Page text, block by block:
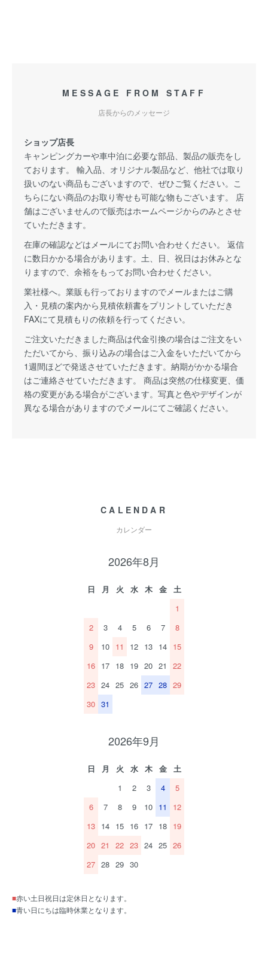
MESSAGE FROM STAFF
店長からのメッセージ
ショップ店長
キャンピングカーや車中泊に必要な部品、製品の販売をし
ております。 輸入品、オリジナル製品など、他社では取り
扱いのない商品もございますので、ぜひご覧ください。こ
ちらにない商品のお取り寄せも可能な物もございます。 店
舗はございませんので販売はホームページからのみとさせ
ていただきます。
在庫の確認などはメールにてお問い合わせください。 返信
に数日かかる場合があります。土、日、祝日はお休みとな
りますので、余裕をもってお問い合わせください。
業社様へ。業販も行っておりますのでメールまたはご購
入・見積の案内から見積依頼書をプリントしていただき
FAXにて見積もりの依頼を行ってください。
ご注文いただきました商品は代金引換の場合はご注文をい
ただいてから、振り込みの場合はご入金をいただいてから
1週間ほどで発送させていただきます。納期がかかる場合
はご連絡させていただきます。 商品は突然の仕様変更、価
格の変更がある場合がございます。写真と色やデザインが
異なる場合がありますのでメールにてご確認ください。
CALENDAR
カレンダー
2026年8月
日 月 火 水 木 金
土
1
2
3 4 5 6 7
8
9
10 11 12 13 14 15
16 17 18 19 20 21
22
23 24 25 26 27 28 29
30 31
2026年9月
日 月 火 水 木 金
土
1
2 3 4
5
6
7 8 9 10 11
12
13 14 15 16 17 18 19
20 21 22 23 24 25 26
27 28 29 30
■赤い土日祝日は定休日となります。
■青い日にちは臨時休業となります。